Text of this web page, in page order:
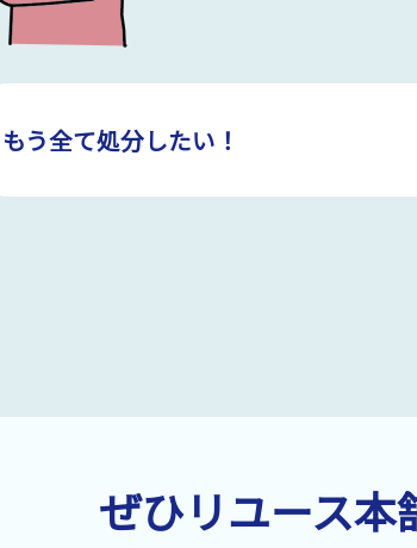
もう全て処分したい！
ぜひリユース